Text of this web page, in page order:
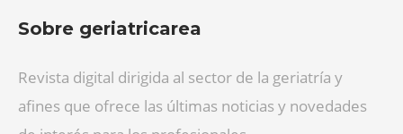
Sobre geriatricarea
Revista digital dirigida al sector de la geriatría y
afines que ofrece las últimas noticias y novedades